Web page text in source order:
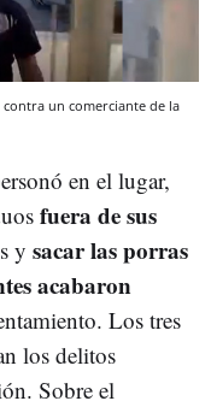
un comerciante de la
en el lugar,
fuera de sus
y sacar las porras
acabaron
Los tres
los delitos
Sobre el